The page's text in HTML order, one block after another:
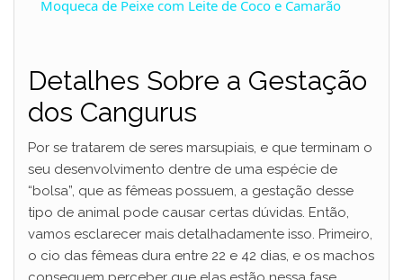
y
V
i
d
Moqueca de Peixe com Leite de Coco e Camarão
Detalhes Sobre a Gestação
dos Cangurus
Por se tratarem de seres marsupiais, e que terminam o
seu desenvolvimento dentre de uma espécie de
“bolsa”, que as fêmeas possuem, a gestação desse
tipo de animal pode causar certas dúvidas. Então,
vamos esclarecer mais detalhadamente isso. Primeiro,
o cio das fêmeas dura entre 22 e 42 dias, e os machos